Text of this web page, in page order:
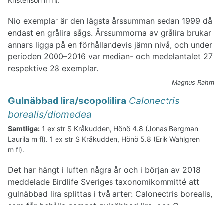
Nio exemplar är den lägsta årssumman sedan 1999 då
endast en grålira sågs. Årssummorna av grålira brukar
annars ligga på en förhållandevis jämn nivå, och under
perioden 2000–2016 var median- och medelantalet 27
respektive 28 exemplar.
Magnus Rahm
Gulnäbbad lira/scopolilira Calonectris
borealis/diomedea
Samtliga: 1 ex str S Kråkudden, Hönö 4.8 (Jonas Bergman
Laurila m fl). 1 ex str S Kråkudden, Hönö 5.8 (Erik Wahlgren
m fl).
Det har hängt i luften några år och i början av 2018
meddelade Birdlife Sveriges taxonomikommitté att
gulnäbbad lira splittas i två arter: Calonectris borealis,